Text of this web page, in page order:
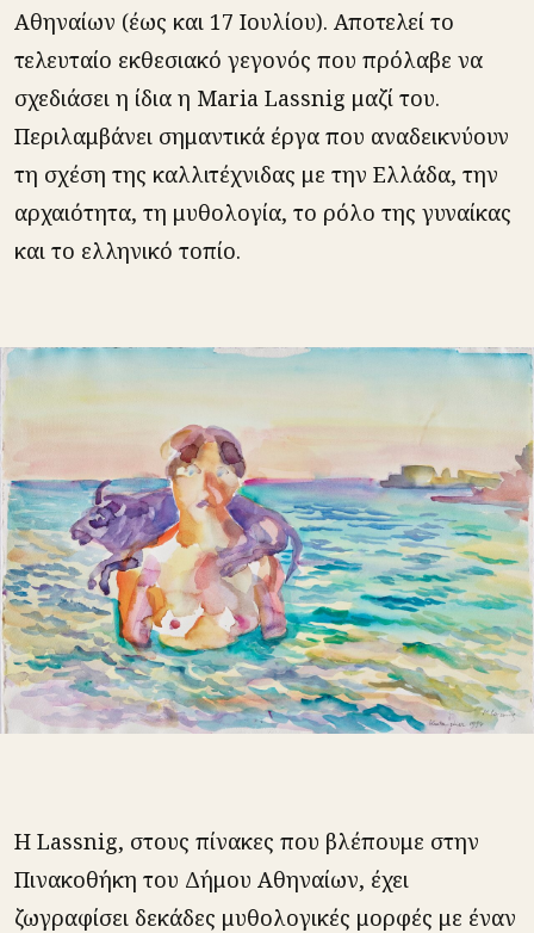
Αθηναίων (έως και 17 Ιουλίου). Αποτελεί το
τελευταίο εκθεσιακό γεγονός που πρόλαβε να
σχεδιάσει η ίδια η Maria Lassnig μαζί του.
Περιλαμβάνει σημαντικά έργα που αναδεικνύουν
τη σχέση της καλλιτέχνιδας με την Ελλάδα, την
αρχαιότητα, τη μυθολογία, το ρόλο της γυναίκας
και το ελληνικό τοπίο.
Η Lassnig, στους πίνακες που βλέπουμε στην
Πινακοθήκη του Δήμου Αθηναίων, έχει
ζωγραφίσει δεκάδες μυθολογικές μορφές με έναν